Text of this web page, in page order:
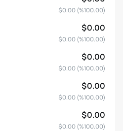
$0.00 (%100.00)
$0.00
$0.00 (%100.00)
$0.00
$0.00 (%100.00)
$0.00
$0.00 (%100.00)
$0.00
$0.00 (%100.00)